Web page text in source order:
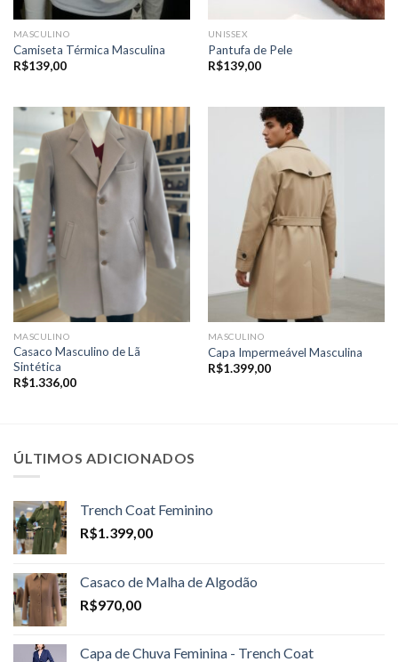
MASCULINO
Camiseta Térmica Masculina
R$139,00
UNISSEX
Pantufa de Pele
R$139,00
MASCULINO
Casaco Masculino de Lã
Sintética
R$1.336,00
MASCULINO
Capa Impermeável Masculina
R$1.399,00
ÚLTIMOS ADICIONADOS
Trench Coat Feminino
R$1.399,00
Casaco de Malha de Algodão
R$970,00
Capa de Chuva Feminina - Trench Coat